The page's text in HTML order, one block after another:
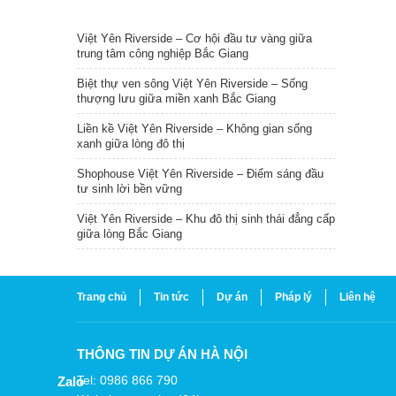
Việt Yên Riverside – Cơ hội đầu tư vàng giữa
trung tâm công nghiệp Bắc Giang
Biệt thự ven sông Việt Yên Riverside – Sống
thượng lưu giữa miền xanh Bắc Giang
Liền kề Việt Yên Riverside – Không gian sống
xanh giữa lòng đô thị
Shophouse Việt Yên Riverside – Điểm sáng đầu
tư sinh lời bền vững
Việt Yên Riverside – Khu đô thị sinh thái đẳng cấp
giữa lòng Bắc Giang
Trang chủ Tin tức Dự án Pháp lý Liên hệ
THÔNG TIN DỰ ÁN HÀ NỘI
Tel: 0986 866 790
Zalo